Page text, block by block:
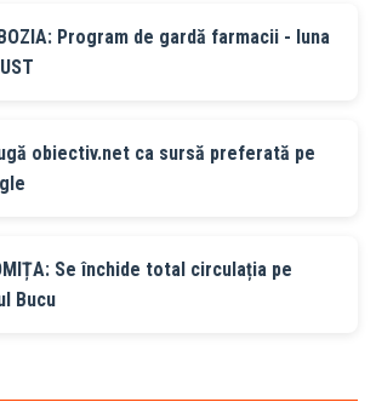
Program de gardă farmacii - luna
obiectiv.net ca sursă preferată pe
Se închide total circulația pe
Bucu